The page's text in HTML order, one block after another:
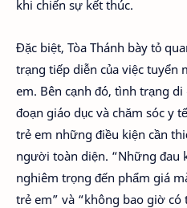
khi chiến sự kết thúc.
Đặc biệt, Tòa Thánh bày tỏ
trạng tiếp diễn của việc tuyển
em. Bên cạnh đó, tình trạng
đoạn giáo dục và chăm sóc y
trẻ em những điều kiện cần
người toàn diện. “Những đau
nghiêm trọng đến phẩm giá
trẻ em” và “không bao giờ